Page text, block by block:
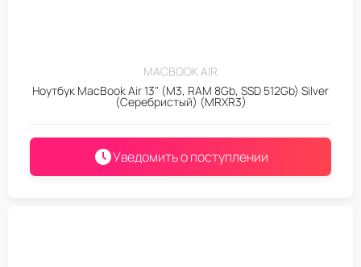
MACBOOK AIR
Ноутбук MacBook Air 13" (M3, RAM 8Gb, SSD 512Gb) Silver
(Серебристый) (MRXR3)
Уведомить о поступлении